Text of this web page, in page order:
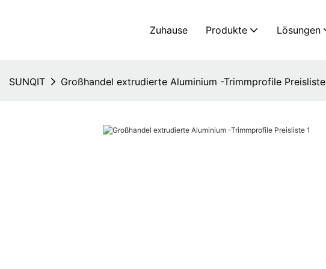
Zuhause Produkte Lösungen
SUNQIT Großhandel extrudierte Aluminium -Trimmprofile Preisliste